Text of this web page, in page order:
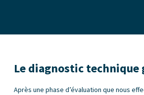
Le diagnostic technique
Après une phase d’évaluation que nous